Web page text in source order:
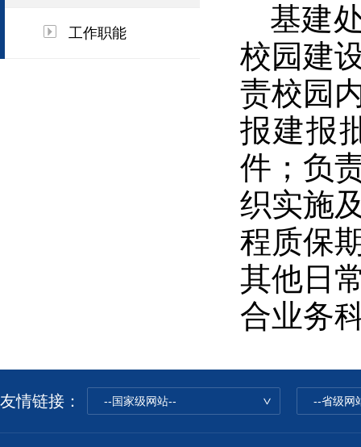
工作职能
基建
校园建
责校园
报建报
件；负
织实施
程质保
其他日
合业务
友情链接： --国家级网站-- --省级网